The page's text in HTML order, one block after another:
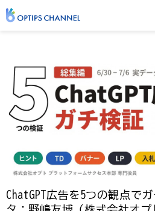
イベント
サービス／ツ
ChatGPT広告を5つの観点で